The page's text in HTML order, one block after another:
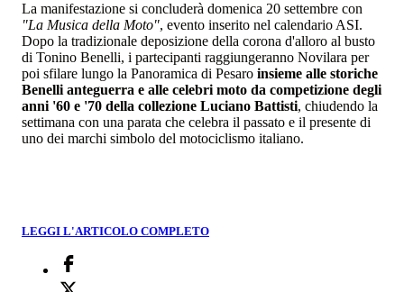
La manifestazione si concluderà domenica 20 settembre con
"La Musica della Moto", evento inserito nel calendario ASI.
Dopo la tradizionale deposizione della corona d'alloro al busto
di Tonino Benelli, i partecipanti raggiungeranno Novilara per
poi sfilare lungo la Panoramica di Pesaro insieme alle storiche
Benelli anteguerra e alle celebri moto da competizione degli
anni '60 e '70 della collezione Luciano Battisti, chiudendo la
settimana con una parata che celebra il passato e il presente di
uno dei marchi simbolo del motociclismo italiano.
LEGGI L'ARTICOLO COMPLETO